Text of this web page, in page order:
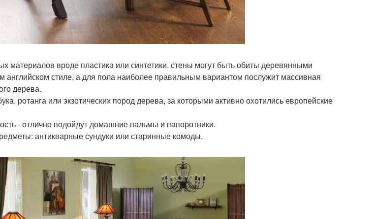
материалов вроде пластика или синтетики, стены могут быть обиты деревянными
английском стиле, а для пола наиболее правильным вариантом послужит массивная
дерева.
ротанга или экзотических пород дерева, за которыми активно охотились европейские
- отлично подойдут домашние пальмы и папоротники.
антикварные сундуки или старинные комоды.